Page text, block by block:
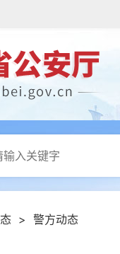
> 警方动态